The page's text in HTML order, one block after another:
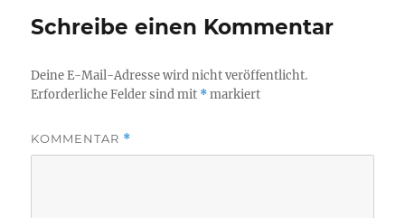
Schreibe einen Kommentar
Deine E-Mail-Adresse wird nicht veröffentlicht.
Erforderliche Felder sind mit *markiert
KOMMENTAR *